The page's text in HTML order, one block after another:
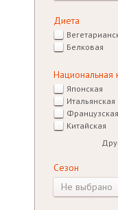
Диета
Белковая
Национальная
Японская
Итальянская
Французская
Китайская
Сезон
Не выбрано